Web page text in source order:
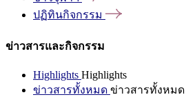
ปฏิทินกิจกรรม
ข่าวสารและกิจกรรม
Highlights Highlights
ข่าวสารทั้งหมด ข่าวสารทั้งหมด